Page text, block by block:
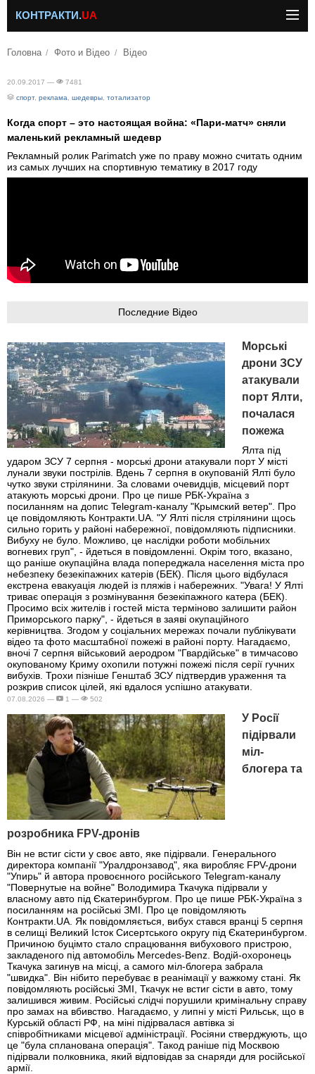
КОНТРАКТИ.UA
Головна Фото и Відео Відео
20.09.2017 —
7481
спорт, реклама шедевры тотализатор
Когда спорт – это настоящая война: «Пари-матч» сняли
маленький рекламный шедевр
Рекламный ролик Parimatch уже по праву можно считать одним
из самых лучших на спортивную тематику в 2017 году
Последние Відео
Морські
дрони ЗСУ
атакували
порт Ялти,
почалася
пожежа
Ялта під
ударом ЗСУ 7 серпня - морські дрони атакували порт У місті
лунали звуки пострілів. Вдень 7 серпня в окупованій Ялті було
чутко звуки стрілянини. За словами очевидців, місцевий порт
атакують морські дрони. Про це пише РБК-Україна з
посиланням на допис Telegram-каналу "Крымский ветер". Про
це повідомляють Контракти.UA. "У Ялті після стрілянини щось
сильно горить у районі набережної, повідомляють підписники.
Вибуху не було. Можливо, це наслідки роботи мобільних
вогневих груп", - йдеться в повідомленні. Окрім того, вказано,
що раніше окупаційна влада попереджала населення міста про
небезпеку безекіпажних катерів (БЕК). Після цього відбулася
екстрена евакуація людей із пляжів і набережних. "Увага! У Ялті
триває операція з розмінування безекіпажного катера (БЕК).
Просимо всіх жителів і гостей міста терміново залишити район
Приморського парку", - йдеться в заяві окупаційного
керівництва. Згодом у соціальних мережах почали публікувати
відео та фото масштабної пожежі в районі порту. Нагадаємо,
вночі 7 серпня військовий аеродром "Гвардійське" в тимчасово
окупованому Криму охопили потужні пожежі після серії гучних
вибухів. Трохи пізніше Генштаб ЗСУ підтвердив ураження та
розкрив список цілей, які вдалося успішно атакувати.
07.08.2026 — 1 — 502
У Росії
підірвали
міл-
блогера та
розробника FPV-дронів
Він не встиг сісти у своє авто, яке підірвали. Генерального
директора компанії "Уралдронзавод", яка виробляє FPV-дрони
"Упирь" й автора провоєнного російського Telegram-каналу
"Повернутые на войне" Володимира Ткачука підірвали у
власному авто під Єкатеринбургом. Про це пише РБК-Україна з
посиланням на російські ЗМІ. Про це повідомляють
Контракти.UA. Як повідомляється, вибух стався вранці 5 серпня
в селищі Великий Істок Сисертського округу під Єкатеринбургом.
Причиною буцімто стало спрацювання вибухового пристрою,
закладеного під автомобіль Mercedes-Benz. Водій-охоронець
Ткачука загинув на місці, а самого міл-блогера забрала
"швидка". Він нібито перебуває в реанімації у важкому стані. Як
повідомляють російські ЗМІ, Ткачук не встиг сісти в авто, тому
залишився живим. Російські слідчі порушили кримінальну справу
про замах на вбивство. Нагадаємо, у липні у місті Рильськ, що в
Курській області РФ, на міні підірвалася автівка зі
співробітниками місцевої адміністрації. Росіяни стверджують, що
це "була спланована операція". Такод раніше під Москвою
підірвали полковника, який відповідав за снаряди для російської
армії.